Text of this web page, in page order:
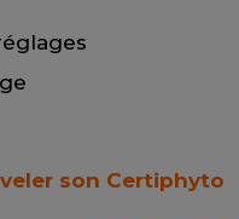
son Certiphyto